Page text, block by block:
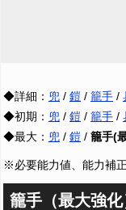
◆詳細： 兜 / 鎧 / 籠手 /
◆初期： 兜 / 鎧 / 籠手 /
◆最大： 兜 / 鎧 / 籠手(
※必要能力値、能力補
籠手（最大強化